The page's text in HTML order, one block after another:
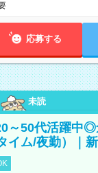
応募する
未読
～50代活躍中◎
イム/夜勤）｜